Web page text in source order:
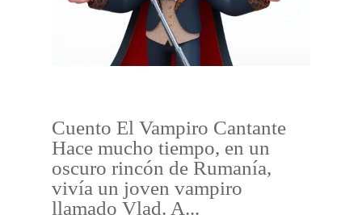
Cuento El Vampiro Cantante
Hace mucho tiempo, en un
oscuro rincón de Rumanía,
vivía un joven vampiro
llamado Vlad. A...